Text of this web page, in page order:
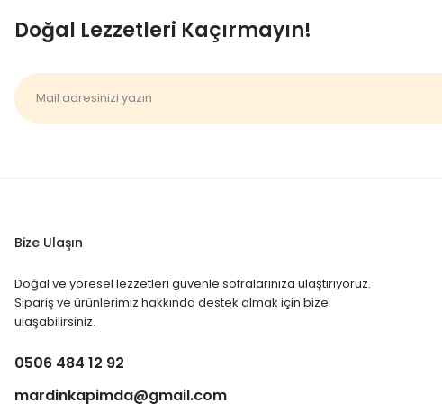
Web sitemizde yer alan bilgiler, bireyleri teşhis veya
başvurunuz. Platformumuzda bu bitkinin tedavi edici sağlık
Doğal Lezzetleri Kaçırmayın!
Bize Ulaşın
Doğal ve yöresel lezzetleri güvenle sofralarınıza ulaştırıyoruz.
Sipariş ve ürünlerimiz hakkında destek almak için bize
ulaşabilirsiniz.
0506 484 12 92
mardinkapimda@gmail.com